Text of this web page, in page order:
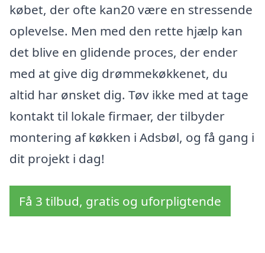
købet, der ofte kan20 være en stressende
oplevelse. Men med den rette hjælp kan
det blive en glidende proces, der ender
med at give dig drømmekøkkenet, du
altid har ønsket dig. Tøv ikke med at tage
kontakt til lokale firmaer, der tilbyder
montering af køkken i Adsbøl, og få gang i
dit projekt i dag!
Få 3 tilbud, gratis og uforpligtende